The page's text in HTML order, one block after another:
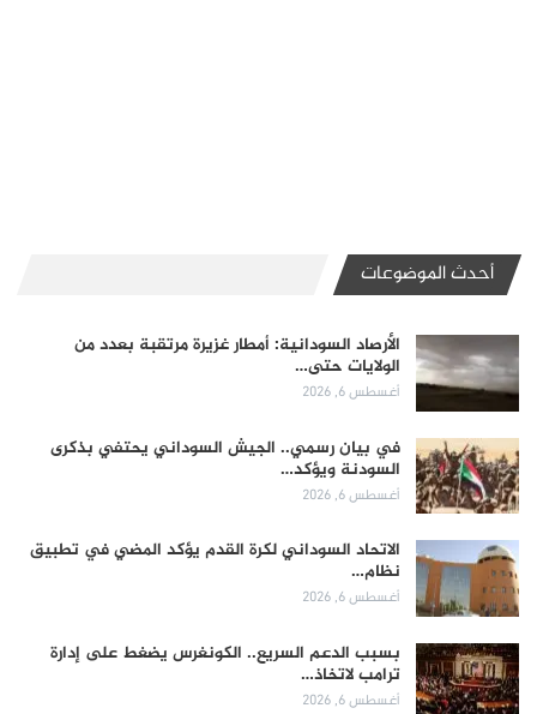
أحدث الموضوعات
الأرصاد السودانية: أمطار غزيرة مرتقبة بعدد من
الولايات حتى…
أغسطس 6, 2026
في بيان رسمي.. الجيش السوداني يحتفي بذكرى
السودنة ويؤكد…
أغسطس 6, 2026
الاتحاد السوداني لكرة القدم يؤكد المضي في تطبيق
نظام…
أغسطس 6, 2026
بسبب الدعم السريع.. الكونغرس يضغط على إدارة
ترامب لاتخاذ…
أغسطس 6, 2026